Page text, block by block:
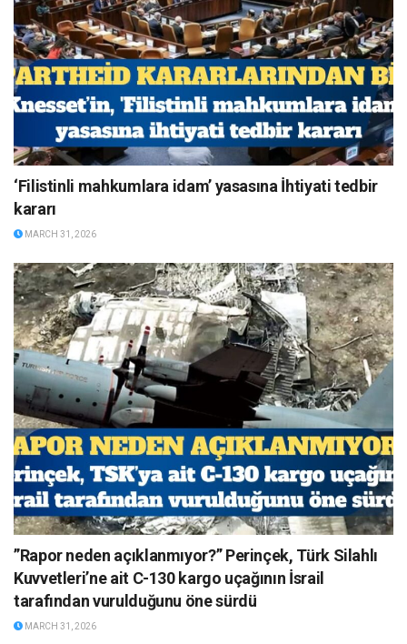
‘Filistinli mahkumlara idam’ yasasına İhtiyati tedbir
kararı
MARCH 31, 2026
”Rapor neden açıklanmıyor?” Perinçek, Türk Silahlı
Kuvvetleri’ne ait C-130 kargo uçağının İsrail
tarafından vurulduğunu öne sürdü
MARCH 31, 2026